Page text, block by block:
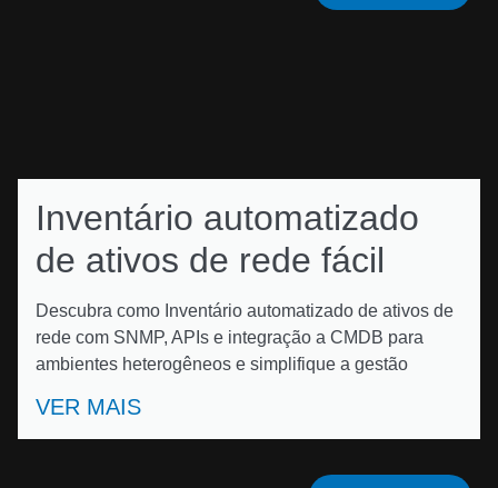
Inventário automatizado
de ativos de rede fácil
Descubra como Inventário automatizado de ativos de
rede com SNMP, APIs e integração a CMDB para
ambientes heterogêneos e simplifique a gestão
VER MAIS